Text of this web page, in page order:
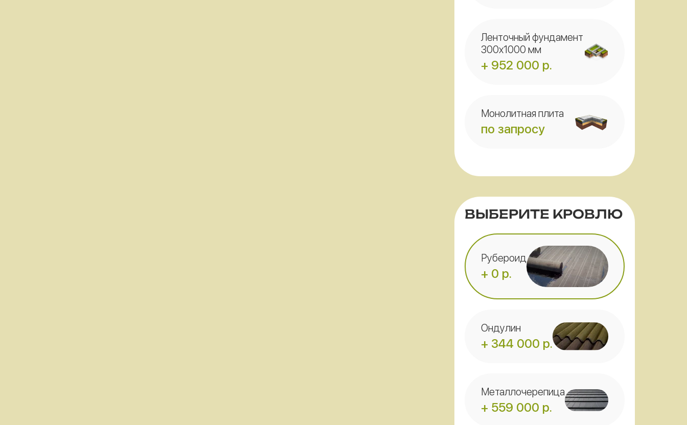
Ленточный фундамент
300x1000 мм
+ 952 000 р.
Монолитная плита
по запросу
ВЫБЕРИТЕ КРОВЛЮ
Рубероид
+ 0 р.
Ондулин
+ 344 000 р.
Металлочерепица
+ 559 000 р.